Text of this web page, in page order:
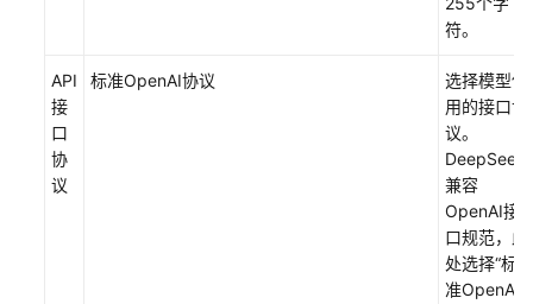
符。
API
接
口
协
议
标准OpenAI协议
选择模型使
用的接口协
议。
DeepSeek
兼容
OpenAI接
口规范，此
处选择“标
准OpenAI